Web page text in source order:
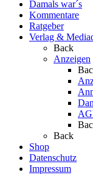
Damals war´s
Kommentare
Ratgeber
Verlag &
Back
Anzeigen
Back
Shop
Datenschutz
Impressum